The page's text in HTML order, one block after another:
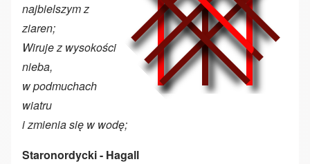
najbielszym z
ziaren;
Wiruje z wysokości
nieba,
w podmuchach
wiatru
i zmienia się w wodę;
Staronordycki - Hagall